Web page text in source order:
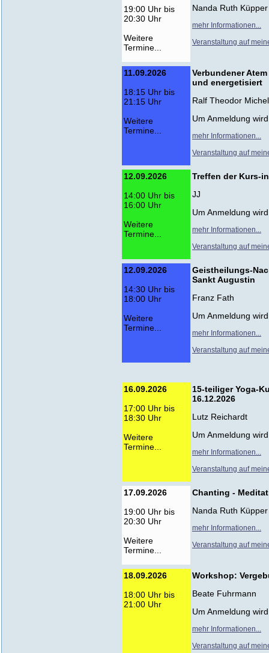
19:00 Uhr bis
20:30 Uhr
Weitere
Termine...
Nanda Ruth Küpper
mehr Informationen...
Veranstaltung auf
11.09.2026
18:15 Uhr bis
21:15 Uhr
Weitere
Termine...
Verbundener
und energetisiert
Ralf Theodor
Um Anmeldung
mehr Informationen...
Veranstaltung auf
12.09.2026
14:00 Uhr bis
16:00 Uhr
Weitere
Termine...
Treffen der Kurs-
JJ
Um Anmeldung
mehr Informationen...
Veranstaltung auf
12.09.2026
14:30 Uhr bis
18:00 Uhr
Weitere
Termine...
Geistheilungs-
Sankt Augustin
Franz Fath
Um Anmeldung
mehr Informationen...
Veranstaltung auf
16.09.2026
17:00 Uhr bis
18:30 Uhr
Weitere
Termine...
15-teiliger Yoga-
16.12.2026
Lutz Reichardt
Um Anmeldung
mehr Informationen...
Veranstaltung auf
17.09.2026
19:00 Uhr bis
20:30 Uhr
Weitere
Termine...
Chanting -
Nanda Ruth Küpper
mehr Informationen...
Veranstaltung auf
18.09.2026
18:00 Uhr bis
21:00 Uhr
Workshop:
Beate Fuhrmann
Um Anmeldung
mehr Informationen...
Veranstaltung auf